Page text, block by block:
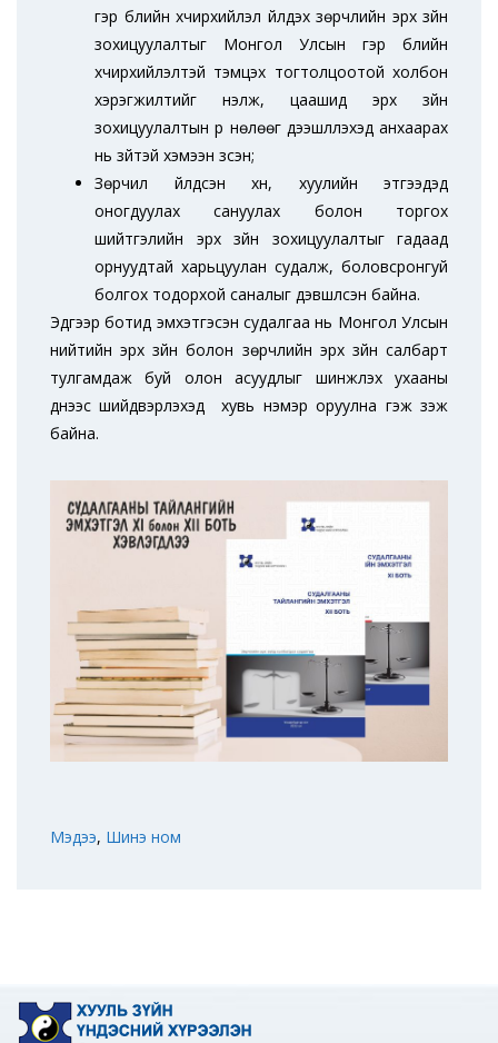
гэр бүлийн хүчирхийлэл үйлдэх зөрчлийн эрх зүйн
зохицуулалтыг Монгол Улсын гэр бүлийн
хүчирхийлэлтэй тэмцэх тогтолцоотой холбон
хэрэгжилтийг үнэлж, цаашид эрх зүйн
зохицуулалтын үр нөлөөг дээшлүүлэхэд анхаарах
нь зүйтэй хэмээн үзсэн;
Зөрчил үйлдсэн хүн, хуулийн этгээдэд
оногдуулах сануулах болон торгох
шийтгэлийн эрх зүйн зохицуулалтыг гадаад
орнуудтай харьцуулан судалж, боловсронгуй
болгох тодорхой саналыг дэвшүүлсэн байна.
Эдгээр ботид эмхэтгэсэн судалгаа нь Монгол Улсын
нийтийн эрх зүйн болон зөрчлийн эрх зүйн салбарт
тулгамдаж буй олон асуудлыг шинжлэх ухааны
үүднээс шийдвэрлэхэд хувь нэмэр оруулна гэж үзэж
байна.
Мэдээ, Шинэ ном